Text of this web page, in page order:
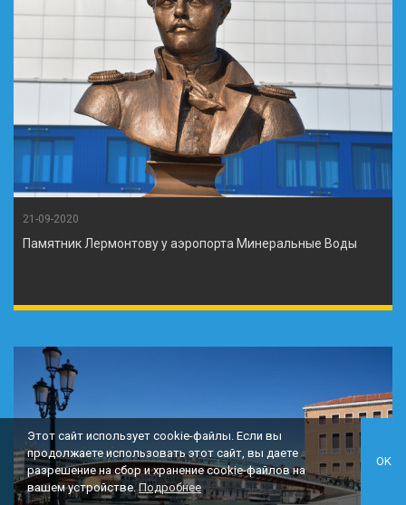
21-09-2020
Памятник Лермонтову у аэропорта Минеральные Воды
Этот сайт использует cookie-файлы. Если вы
продолжаете использовать этот сайт, вы даете
разрешение на сбор и хранение cookie-файлов на
вашем устройстве.Подробнее
OK